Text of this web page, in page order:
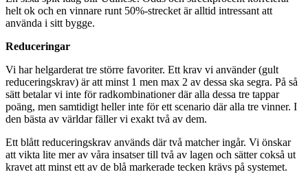
helt ok och en vinnare runt 50%-strecket är alltid intressant att
använda i sitt bygge.
Reduceringar
Vi har helgarderat tre större favoriter. Ett krav vi använder (gult
reduceringskrav) är att minst 1 men max 2 av dessa ska segra. På så
sätt betalar vi inte för radkombinationer där alla dessa tre tappar
poäng, men samtidigt heller inte för ett scenario där alla tre vinner. I
den bästa av världar fäller vi exakt två av dem.
Ett blått reduceringskrav används där två matcher ingår. Vi önskar
att vikta lite mer av våra insatser till två av lagen och sätter cokså ut
kravet att minst ett av de blå markerade tecken krävs på systemet.